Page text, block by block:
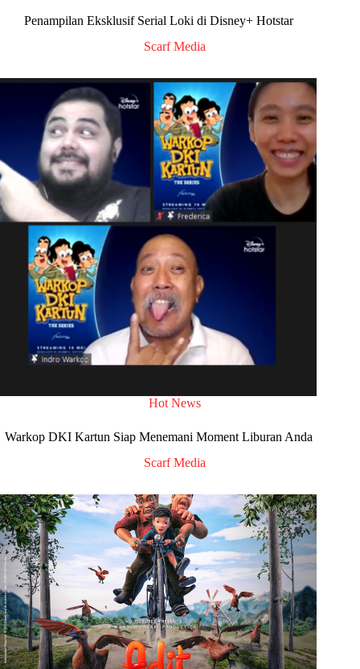
Penampilan Eksklusif Serial Loki di Disney+ Hotstar
Scarf Media
Hot News
Warkop DKI Kartun Siap Menemani Moment Liburan Anda
Scarf Media